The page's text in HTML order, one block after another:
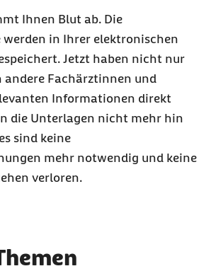
Ihnen Blut ab. Die
werden in Ihrer elektronischen
Jetzt haben nicht nur
andere Fachärztinnen und
Informationen direkt
die Unterlagen nicht mehr hin
sind keine
mehr notwendig und keine
verloren.